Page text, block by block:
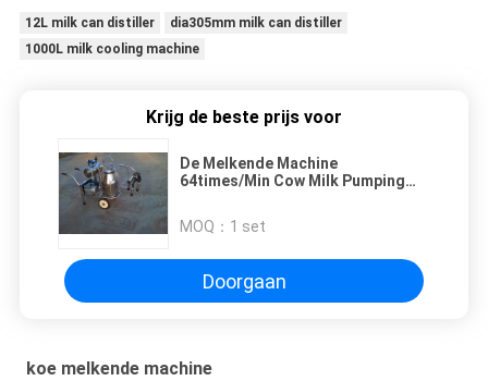
12L milk can distiller
dia305mm milk can distiller
1000L milk cooling machine
Krijg de beste prijs voor
De Melkende Machine
64times/Min Cow Milk Pumping
MOQ： 1 set
Doorgaan
koe melkende machine